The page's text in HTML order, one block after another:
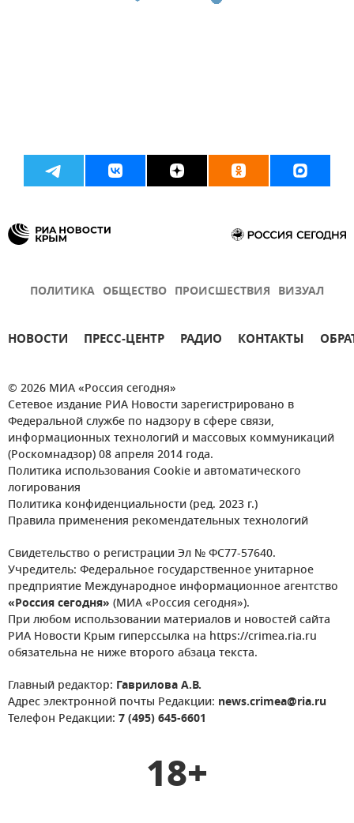
ПОЛИТИКА ОБЩЕСТВО ПРОИСШЕСТВИЯ ВИЗУАЛ
НОВОСТИ ПРЕСС-ЦЕНТР РАДИО КОНТАКТЫ
© 2026 МИА «Россия сегодня»
Сетевое издание РИА Новости зарегистрировано в
Федеральной службе по надзору в сфере связи,
информационных технологий и массовых коммуникаций
(Роскомнадзор) 08 апреля 2014 года.
Политика использования Cookie и автоматического
логирования
Политика конфиденциальности (ред. 2023 г.)
Правила применения рекомендательных технологий
Свидетельство о регистрации Эл № ФС77-57640.
Учредитель: Федеральное государственное унитарное
предприятие Международное информационное агентство
«Россия сегодня» (МИА «Россия сегодня»).
При любом использовании материалов и новостей сайта
РИА Новости Крым гиперссылка на https://crimea.ria.ru
обязательна не ниже второго абзаца текста.
Главный редактор: Гаврилова А.В.
Адрес электронной почты Редакции: news.crimea@ria.ru
Телефон Редакции: 7 (495) 645-6601
18+